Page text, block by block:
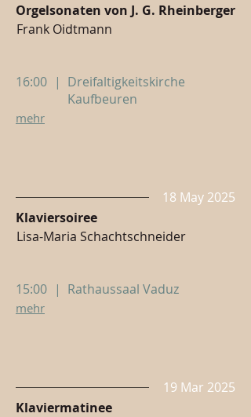
Orgelsonaten von J. G. Rheinberger
Frank Oidtmann
16:00 | Dreifaltigkeitskirche
Kaufbeuren
mehr
18 May 2025
Klaviersoiree
Lisa-Maria Schachtschneider
15:00 | Rathaussaal Vaduz
mehr
19 Mar 2025
Klaviermatinee